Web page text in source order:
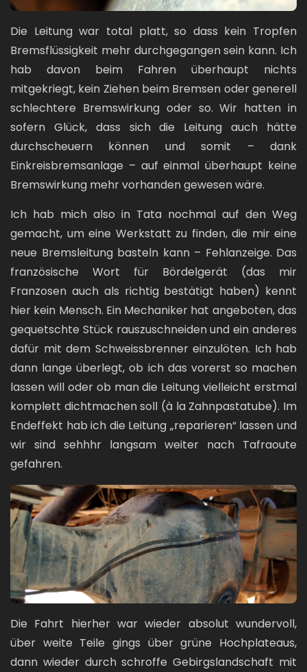
Die Leitung war total platt, so dass kein Tropfen
Bremsflüssigkeit mehr durchgegangen sein kann. Ich
hab davon beim Fahren überhaupt nichts
mitgekriegt, kein Ziehen beim Bremsen oder generell
schlechtere Bremswirkung oder so. Wir hatten in
sofern Glück, dass sich die Leitung auch hätte
durchscheuern können und somit – dank
Einkreisbremsanlage – auf einmal überhaupt keine
Bremswirkung mehr vorhanden gewesen wäre.
Ich hab mich also in Tata nochmal auf den Weg
gemacht, um eine Werkstatt zu finden, die mir eine
neue Bremsleitung basteln kann – Fehlanzeige. Das
französische Wort für Bördelgerät (das mir
Franzosen auch als richtig bestätigt haben) kennt
hier kein Mensch. Ein Mechaniker hat angeboten, das
gequetschte Stück rauszuschneiden und ein anderes
dafür mit dem Schweissbrenner einzulöten. Ich hab
dann lange überlegt, ob ich das vorerst so machen
lassen will oder ob man die Leitung vielleicht erstmal
komplett dichtmachen soll (à la Zahnpastatube). Im
Endeffekt hab ich die Leitung „reparieren“ lassen und
wir sind sehhhr langsam weiter nach Tafraoute
gefahren.
Bild
Die Fahrt hierher war wieder absolut wundervoll,
über weite Teile gings über grüne Hochplateaus,
dann wieder durch schroffe Gebirgslandschaft mit